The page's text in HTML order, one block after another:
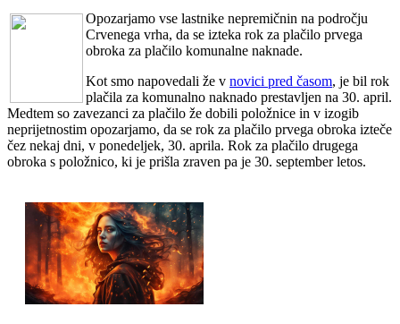
Opozarjamo vse lastnike nepremičnin na področju
Crvenega vrha, da se izteka rok za plačilo prvega
obroka za plačilo komunalne naknade.
Kot smo napovedali že v novici pred časom, je bil rok
plačila za komunalno naknado prestavljen na 30. april.
Medtem so zavezanci za plačilo že dobili položnice in v izogib
neprijetnostim opozarjamo, da se rok za plačilo prvega obroka izteče
čez nekaj dni, v ponedeljek, 30. aprila. Rok za plačilo drugega
obroka s položnico, ki je prišla zraven pa je 30. september letos.